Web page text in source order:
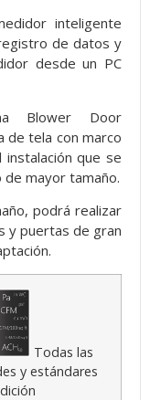
inteligente
de datos y
desde un PC
Blower Door
de tela con marco
que se
mayor tamaño.
podrá realizar
y puertas de gran
Todas las
y estándares